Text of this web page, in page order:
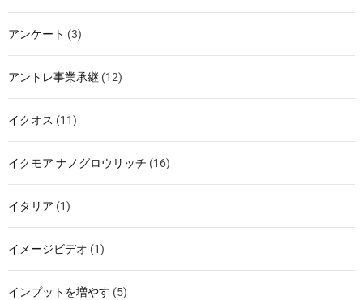
アンケート (3)
アントレ事業承継 (12)
イクオス (11)
イクモア ナノグロウリッチ (16)
イタリア (1)
イメージビデオ (1)
インプットを増やす (5)